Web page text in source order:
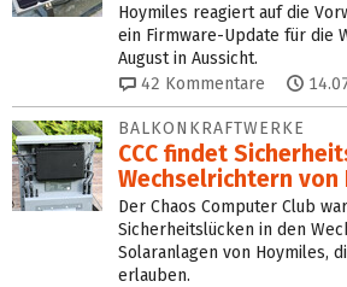
Hoymiles reagiert auf die
ein Firmware-Update für die
August in Aussicht.
42 Kommentare
BALKONKRAFTWERKE
CCC findet
Wechsel­richtern von
Der Chaos Computer Club
Sicherheitslücken in den
Solaranlagen von Hoymiles,
erlauben.